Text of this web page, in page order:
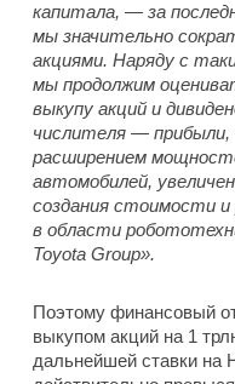
капитала, — за
мы значительно
акциями. Наряду с
мы продолжим
выкупу акций и
числителя —
расширением
автомобилей,
создания стоимости и
в области
Toyota Group».
Поэтому финансовый
выкупом акций на 1
дальнейшей ставки на